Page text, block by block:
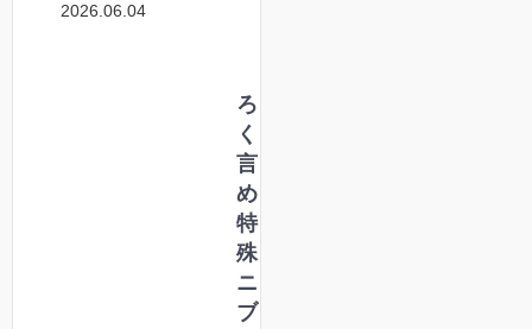
2026.06.04
ろ
く
言
め
特
殊
ニ
ブ